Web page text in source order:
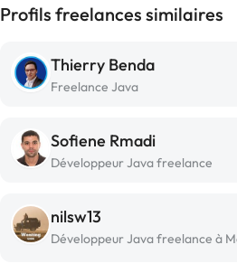
Profils freelances similaires
Thierry Benda
Freelance Java
Sofiene Rmadi
Développeur Java freelance
nilsw13
Développeur Java freelance à